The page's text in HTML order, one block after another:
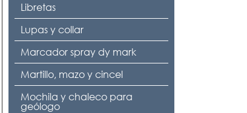
Libretas
Lupas y collar
Marcador spray dy mark
Martillo, mazo y cincel
Mochila y chaleco para
geólogo